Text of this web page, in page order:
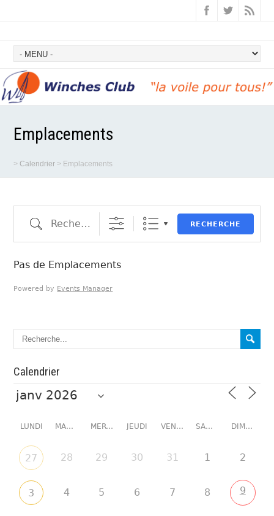
Emplacements
>Calendrier > Emplacements
Recherche RECHERCHE
Pas de Emplacements
Powered by Events Manager
Calendrier
LUNDI MARDI MERCREDI JEUDI VENDREDI SAMEDI DIMANCHE
27 28 29 30 31 1 2
3 4 5 6 7 8 9